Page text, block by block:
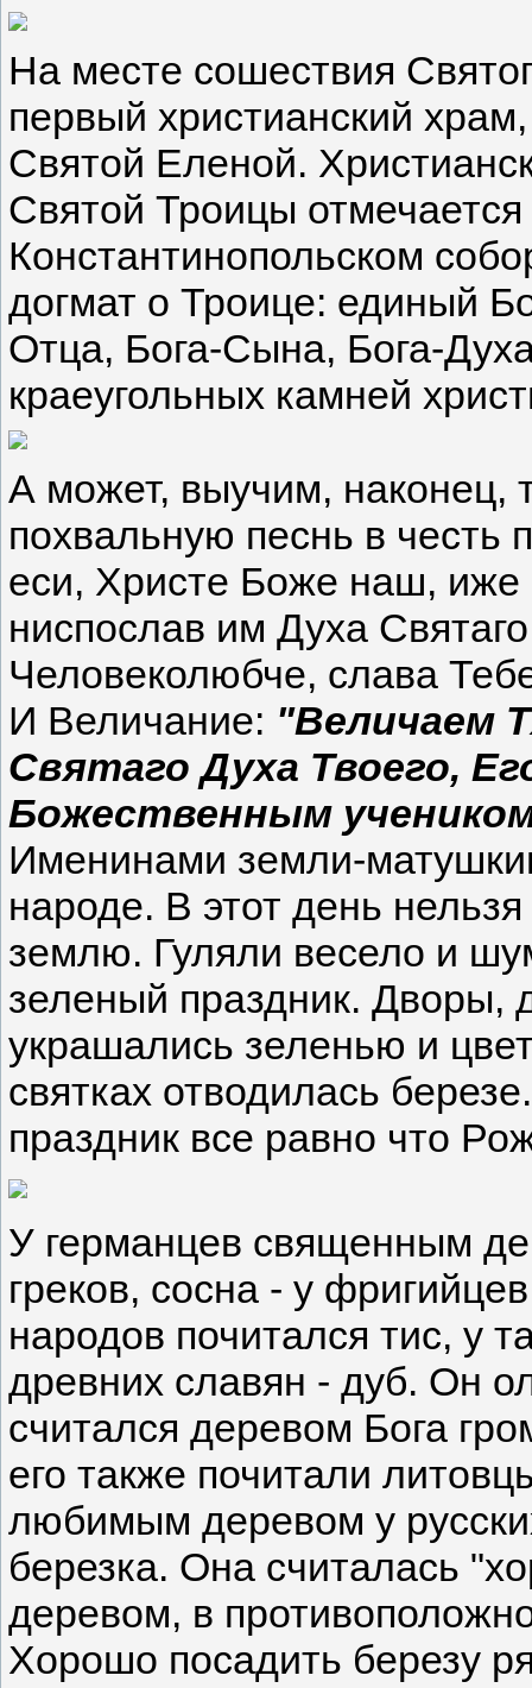
На месте сошествия
первый христианский
Святой Еленой.
Святой Троицы отмечается
Константинопольском
догмат о Троице: единый
Отца, Бога-Сына, Бога-
краеугольных камней
А может, выучим, наконец,
похвальную песнь в честь
еси, Христе Боже наш,
ниспослав им Духа
Человеколюбче, слава
И Величание: "Величаем
Святаго Духа Твоего,
Божественным
Именинами земли-
народе. В этот день
землю. Гуляли весело и
зеленый праздник. Дворы,
украшались зеленью и
святках отводилась
праздник все равно что
У германцев священным
греков, сосна - у
народов почитался тис, у
древних славян - дуб. Он
считался деревом Бога
его также почитали
любимым деревом у
березка. Она считалась
деревом, в
Хорошо посадить березу